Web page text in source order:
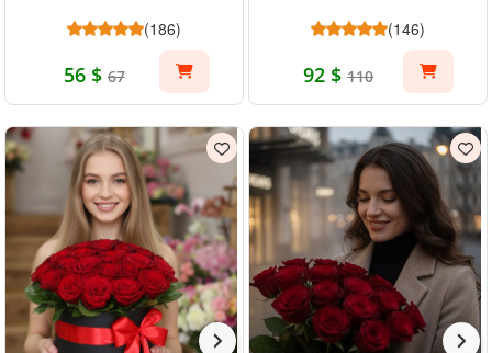
(186)
56 $ 67
(146)
92 $ 110